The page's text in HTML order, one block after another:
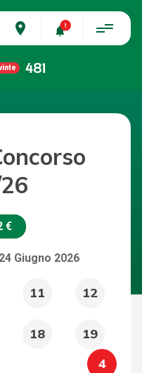
place
481
€
24 Giugno 2026
11 12
18 19
4